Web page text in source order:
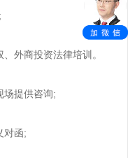
外商投资法律培训。
场提供咨询;
对函;